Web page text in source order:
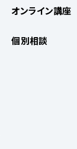
オンライン講座
個別相談